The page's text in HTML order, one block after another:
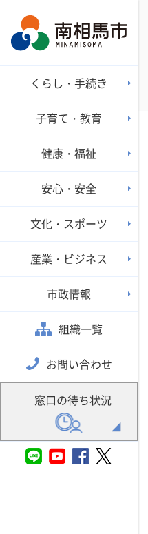
くらし・手続き
子育て・教育
健康・福祉
安心・安全
文化・スポーツ
産業・ビジネス
市政情報
組織一覧
お問い合わせ
窓口の待ち状況